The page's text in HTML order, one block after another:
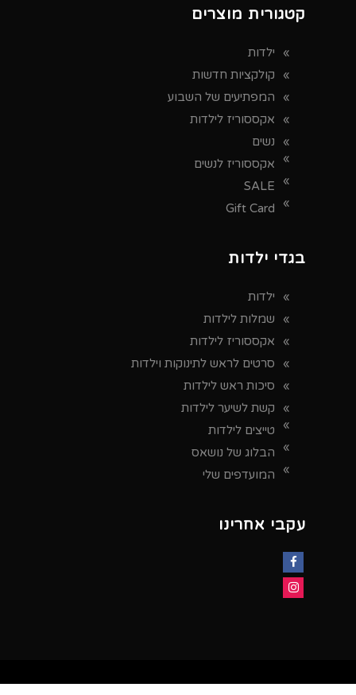
קטגורית מוצרים
ילדות
קולקציות חדשות
המפתיעים של השבוע
אקססוריז לילדות
נשים
אקססוריז לנשים
SALE
Gift Card
בגדי ילדות
ילדות
שמלות לילדות
אקססוריז לילדות
סרטים לראש לתינוקות וילדות
סיכות ראש לילדות
קשת לשיער לילדות
טייצים לילדות
הבלוג של נושאס
המועדפים שלי
עקבי אחרינו
Facebook